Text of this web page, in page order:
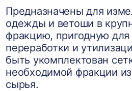
Предназначены для
одежды и ветоши в
фракцию, пригодную
переработки и
быть укомплектован
необходимой фракции
сырья.